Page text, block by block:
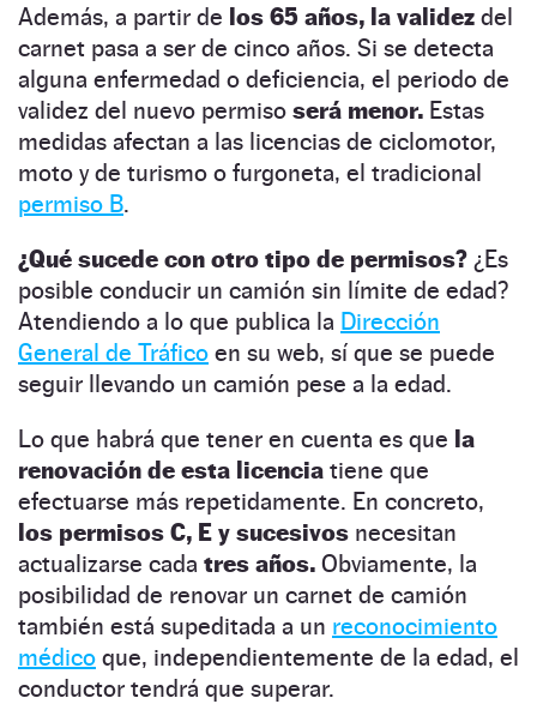
Además, a partir de los 65 años, la validez del
carnet pasa a ser de cinco años. Si se detecta
alguna enfermedad o deficiencia, el periodo de
validez del nuevo permiso será menor. Estas
medidas afectan a las licencias de ciclomotor,
moto y de turismo o furgoneta, el tradicional
permiso B.
¿Qué sucede con otro tipo de permisos? ¿Es
posible conducir un camión sin límite de edad?
Atendiendo a lo que publica la Dirección
General de Tráfico en su web, sí que se puede
seguir llevando un camión pese a la edad.
Lo que habrá que tener en cuenta es que la
renovación de esta licencia tiene que
efectuarse más repetidamente. En concreto,
los permisos C, E y sucesivos necesitan
actualizarse cada tres años. Obviamente, la
posibilidad de renovar un carnet de camión
también está supeditada a un reconocimiento
médico que, independientemente de la edad, el
conductor tendrá que superar.